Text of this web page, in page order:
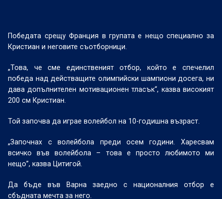
Победата срещу Франция в групата е нещо специално за
Кристиан и неговите съотборници.
„Това, че сме единственият отбор, който е спечелил
победа над действащите олимпийски шампиони досега, ни
дава допълнителен мотивационен тласък“, казва високият
200 см Кристиан.
Той започва да играе волейбол на 10-годишна възраст.
„Започнах с волейбола преди осем години. Харесвам
всичко във волейбола – това е просто любимото ми
нещо”, казва Цитигой.
Да бъде във Варна заедно с националния отбор е
сбъдната мечта за него.